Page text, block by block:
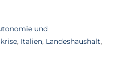
und
, Italien, Landeshaushalt,